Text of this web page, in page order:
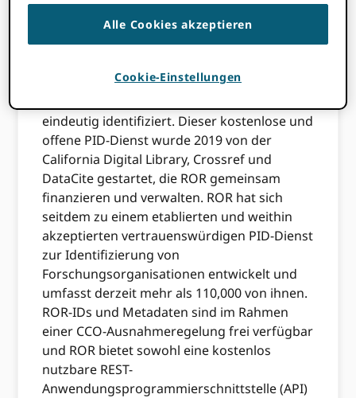
das Research Organization Registry, als
ROR hostet ein globales, von der Community
eindeutig identifiziert. Dieser kostenlose und
offene PID-Dienst wurde 2019 von der
California Digital Library, Crossref und
DataCite gestartet, die ROR gemeinsam
finanzieren und verwalten. ROR hat sich
seitdem zu einem etablierten und weithin
akzeptierten vertrauenswürdigen PID-Dienst
zur Identifizierung von
Forschungsorganisationen entwickelt und
umfasst derzeit mehr als 110,000 von ihnen.
ROR-IDs und Metadaten sind im Rahmen
einer CCO-Ausnahmeregelung frei verfügbar
und ROR bietet sowohl eine kostenlos
nutzbare REST-
Anwendungsprogrammierschnittstelle (API)
Alle Cookies akzeptieren
Cookie-Einstellungen